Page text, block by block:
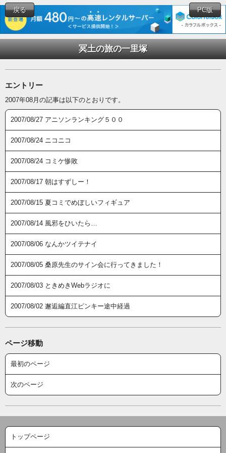
冥土の旅の一里塚
戻る PC版
エントリー
2007年08月の記事は以下のとおりです。
2007/08/27 アニソンランキング５００
2007/08/24 ニコニコ
2007/08/24 コミケ惨敗
2007/08/17 朝はすずしー！
2007/08/15 夏コミでめぼしいフィギュア
2007/08/14 風邪をひいたら…
2007/08/06 なんかツイテナイ
2007/08/05 桑原先生のサイン会に行ってきました！
2007/08/03 ときめきWebラジオに
2007/08/02 邂逅編直江ピンキー途中経過
ページ移動
最初のページ
次のページ
トップページ